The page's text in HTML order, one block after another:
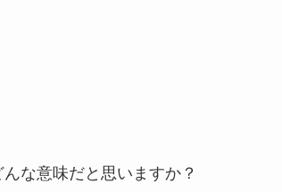
な意味だと思いますか？